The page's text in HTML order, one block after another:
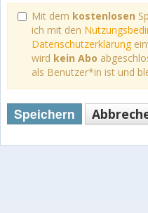
Mit dem kostenlosen
ich mit den
Datenschutzerklärung
wird kein Abo
als Benutzer*in ist und
Speichern